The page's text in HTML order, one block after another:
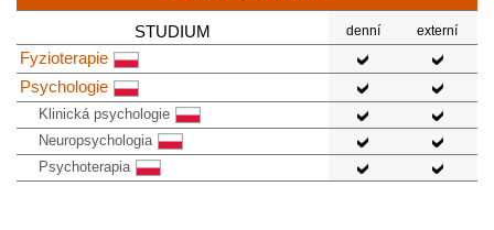
STUDIUM denní externí
Fyzioterapie
Psychologie
Klinická psychologie
Neuropsychologia
Psychoterapia